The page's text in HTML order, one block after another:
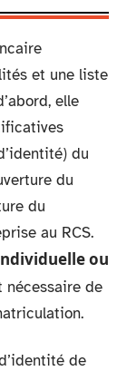
et une liste
elle
du
du
du
au RCS.
ou
nécessaire de
de